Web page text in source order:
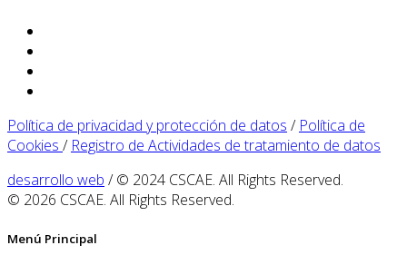
Política de privacidad y protección de datos / Política de
Cookies / Registro de Actividades de tratamiento de datos
desarrollo web / © 2024 CSCAE. All Rights Reserved.
© 2026 CSCAE. All Rights Reserved.
Menú Principal